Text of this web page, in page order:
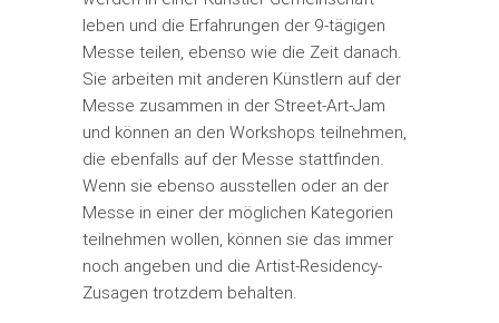
leben und die Erfahrungen der 9-tägigen
Messe teilen, ebenso wie die Zeit danach.
Sie arbeiten mit anderen Künstlern auf der
Messe zusammen in der Street-Art-Jam
und können an den Workshops teilnehmen,
die ebenfalls auf der Messe stattfinden.
Wenn sie ebenso ausstellen oder an der
Messe in einer der möglichen Kategorien
teilnehmen wollen, können sie das immer
noch angeben und die Artist-Residency-
Zusagen trotzdem behalten.